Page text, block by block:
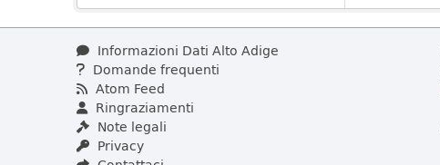
Informazioni Dati Alto Adige
Domande frequenti
Atom Feed
Ringraziamenti
Note legali
Privacy